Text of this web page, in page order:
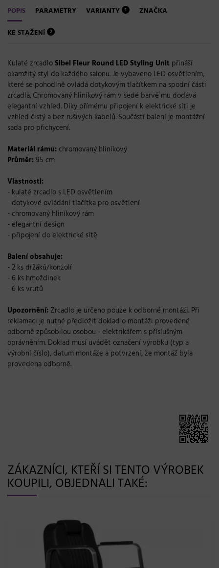
POPIS PARAMETRY VARIANTY 1
ZNAČKA
KE STAŽENÍ
2
Kulaté zrcadloSibel Fleur Round LED Styling Unit přináší
okamžitý styl do každého salonu. Je vybaveno LED osvětlením,
které se pohodlně ovládá dotykovým tlačítkem na spodní části
zrcadla. Chromovaný hliníkový rám v šedé barvě mu dodává
elegantní vzhled. Díky přímému připojení k elektrické síti je
vzhled čistý a bez rušivých kabelů. Součástí balení je montážní
sada pro přichycení.
Materiál rámu: chromovaný hliníkový
Průměr:95 cm
Vlastnosti:
- kulaté zrcadlo s LED osvětlením
- dotykové ovládání tlačítka pro osvětlení
- chromovaný hliníkový rám
- elegantní design
- připojení do elektrické sítě
Balení obsahuje:
- 2 ks držáků/konzolí
- 6 ks hmoždinek
- 6 ks vrutů
Upozornění: Zrcadlo je určeno pouze k odborné montáži. Při
reklamaci je nutné předložit doklad o montáži provedené
odborně způsobilou osobou - elektrikářem s příslušným
oprávněním. Doklad musí uvádět označení výrobku (typ a
výrobní číslo), datum montáže a potvrzení, že montáž byla
provedena odborně.
ZÁKAZNÍCI, KTEŘÍ SI TENTO VÝROBEK
KOUPILI, OBJEDNALI TAKÉ: